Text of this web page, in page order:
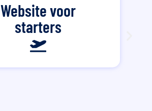
Website voor
starters